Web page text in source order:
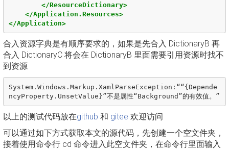
</ResourceDictionary>
</Application.Resources>
</Application>
合入资源字典是有顺序要求的，如果是先合入 DictionaryB 再
合入 DictionaryC 将会在 DictionaryB 里面需要引用资源时找不
到资源
System.Windows.Markup.XamlParseException:““{Depende
以上的测试代码放在github 和 gitee 欢迎访问
可以通过如下方式获取本文的源代码，先创建一个空文件夹，
接着使用命令行 cd 命令进入此空文件夹，在命令行里面输入